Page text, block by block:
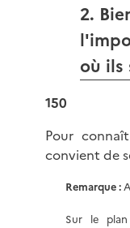
2.
où ils
150
Pour
convient de
Remarque :
Sur le